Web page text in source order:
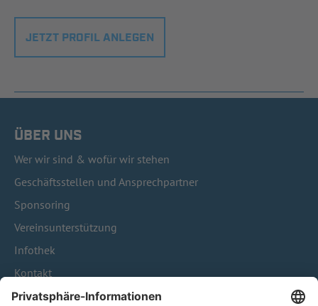
JETZT PROFIL ANLEGEN
ÜBER UNS
Wer wir sind & wofür wir stehen
Geschäftsstellen und Ansprechpartner
Sponsoring
Vereinsunterstützung
Infothek
Kontakt